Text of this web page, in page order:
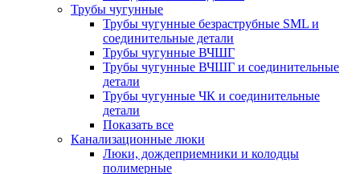
Трубы чугунные
Трубы чугунные безраструбные SML и
соединительные детали
Трубы чугунные ВЧШГ
Трубы чугунные ВЧШГ и соединительные
детали
Трубы чугунные ЧК и соединительные
детали
Показать все
Канализационные люки
Люки, дождеприемники и колодцы
полимерные